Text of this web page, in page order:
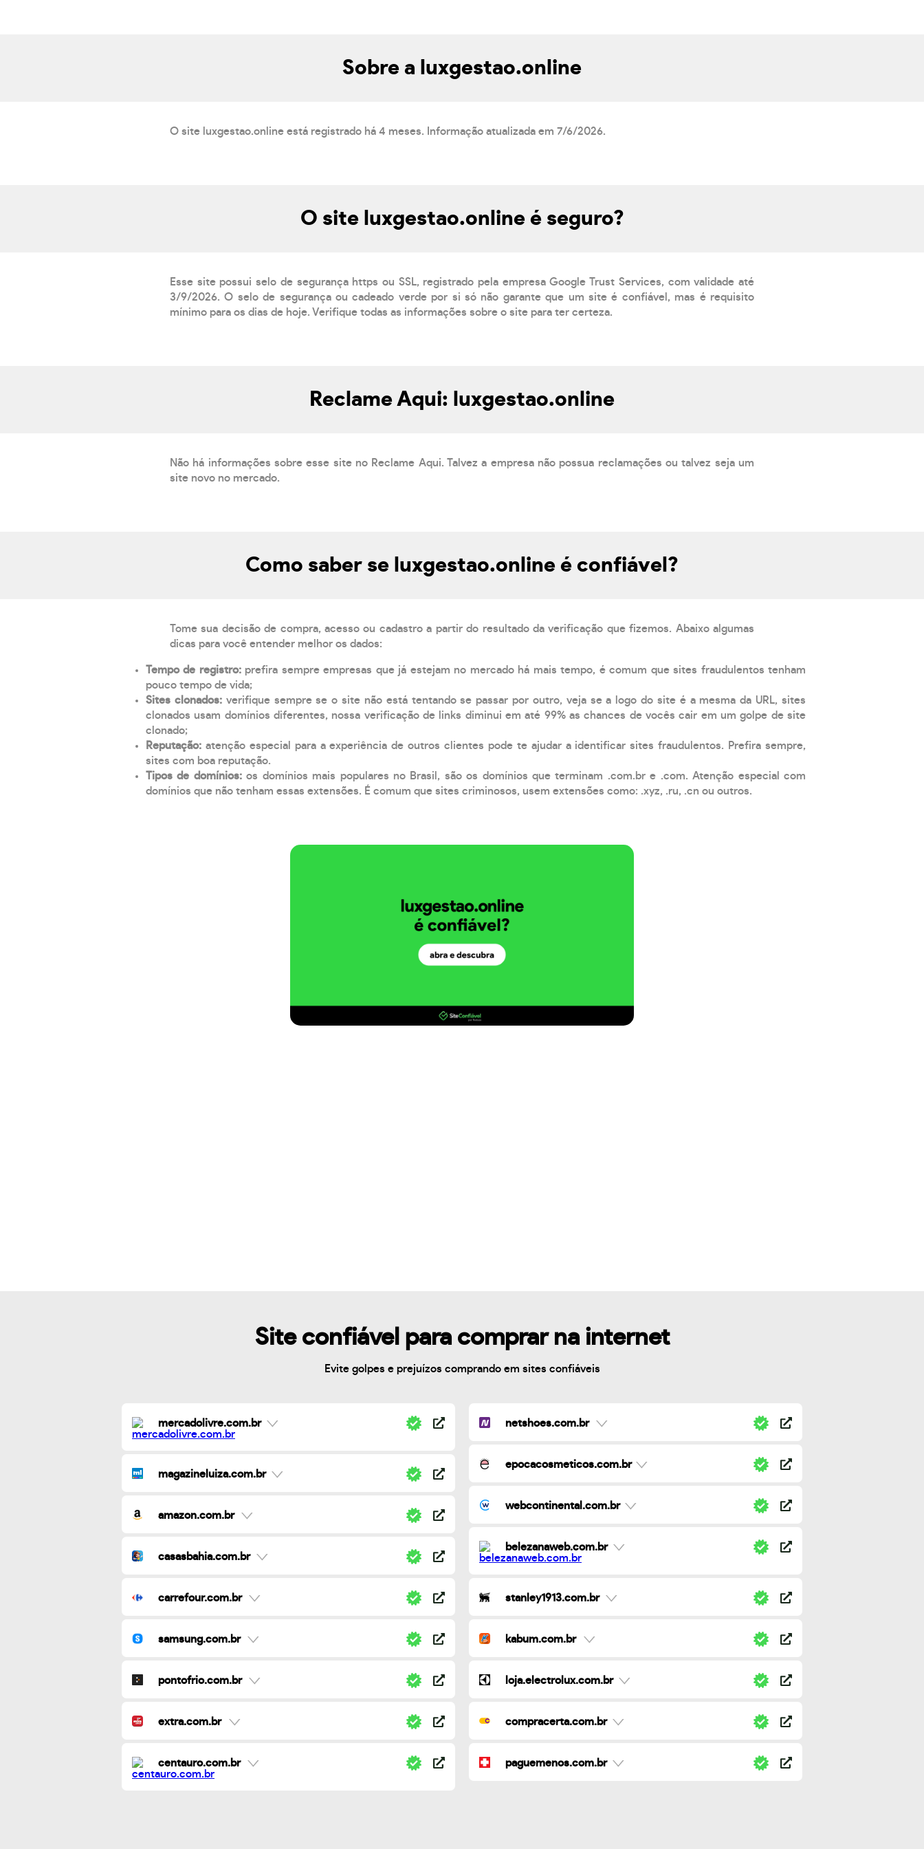
Sobre a luxgestao.online
O site luxgestao.online está registrado há 4 meses. Informação atualizada em 7/6/2026.
O site luxgestao.online é seguro?
Esse site possui selo de segurança https ou SSL, registrado pela empresa Google Trust Services, com validade até
3/9/2026. O selo de segurança ou cadeado verde por si só não garante que um site é confiável, mas é requisito
mínimo para os dias de hoje. Verifique todas as informações sobre o site para ter certeza.
Reclame Aqui: luxgestao.online
Não há informações sobre esse site no Reclame Aqui. Talvez a empresa não possua reclamações ou talvez seja um
site novo no mercado.
Como saber se luxgestao.online é confiável?
Tome sua decisão de compra, acesso ou cadastro a partir do resultado da verificação que fizemos. Abaixo algumas
dicas para você entender melhor os dados:
Tempo de registro: prefira sempre empresas que já estejam no mercado há mais tempo, é comum que sites fraudulentos tenham
pouco tempo de vida;
Sites clonados: verifique sempre se o site não está tentando se passar por outro, veja se a logo do site é a mesma da URL, sites
clonados usam domínios diferentes, nossa verificação de links diminui em até 99% as chances de vocês cair em um golpe de site
clonado;
Reputação: atenção especial para a experiência de outros clientes pode te ajudar a identificar sites fraudulentos. Prefira sempre,
sites com boa reputação.
Tipos de domínios:os domínios mais populares no Brasil, são os domínios que terminam .com.br e .com. Atenção especial com
domínios que não tenham essas extensões. É comum que sites criminosos, usem extensões como: .xyz, .ru, .cn ou outros.
Site confiável para comprar na internet
Evite golpes e prejuízos comprando em sites confiáveis
mercadolivre.com.br
magazineluiza.com.br
amazon.com.br
casasbahia.com.br
carrefour.com.br
samsung.com.br
pontofrio.com.br
extra.com.br
centauro.com.br
netshoes.com.br
epocacosmeticos.com.br
webcontinental.com.br
belezanaweb.com.br
stanley1913.com.br
kabum.com.br
loja.electrolux.com.br
compracerta.com.br
paguemenos.com.br